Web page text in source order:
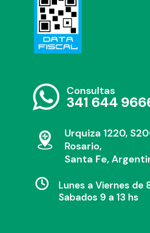
Consultas
341 644
Urquiza 1220,
Rosario,
Santa Fe,
Lunes a Viernes de
Sabados 9 a 13 hs